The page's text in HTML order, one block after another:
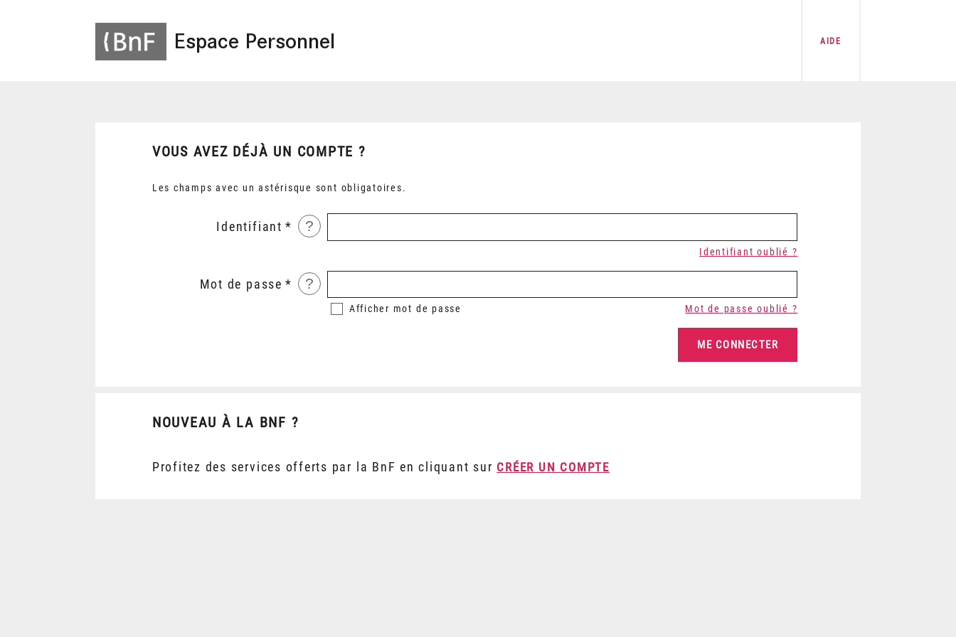
Espace Personnel AIDE
VOUS AVEZ DÉJÀ UN COMPTE ?
Les champs avec un astérisque sont obligatoires.
Identifiant ?
Identifiant oublié ?
Mot de passe ?
Afficher mot de passe Mot de passe oublié ?
NOUVEAU À LA BNF ?
Profitez des services offerts par la BnF en cliquant sur CRÉER UN COMPTE